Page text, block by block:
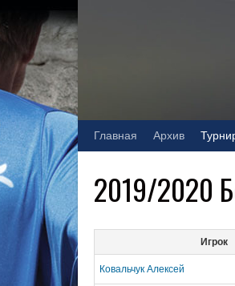
to
content
Главная Архив
2019/2020
Игрок
Ковальчук Алексей